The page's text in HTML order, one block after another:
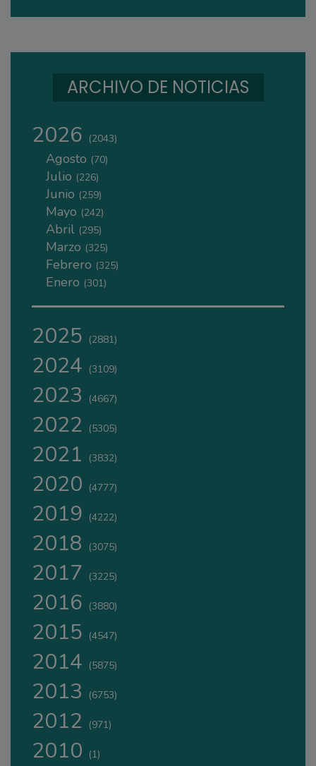
ARCHIVO DE NOTICIAS
2026 (2043)
Agosto (70)
Julio (226)
Junio (259)
Mayo (242)
Abril (295)
Marzo (325)
Febrero (325)
Enero (301)
2025 (2881)
2024 (3109)
2023 (4667)
2022 (5305)
2021 (3832)
2020 (4777)
2019 (4222)
2018 (3075)
2017 (3225)
2016 (3880)
2015 (4547)
2014 (5875)
2013 (6753)
2012 (971)
2010 (1)